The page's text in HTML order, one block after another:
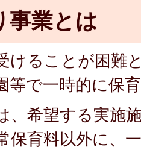
事業とは
けることが困難
等で一時的に保
、希望する実施
保育料以外に、